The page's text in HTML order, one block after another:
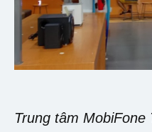
Trung tâm